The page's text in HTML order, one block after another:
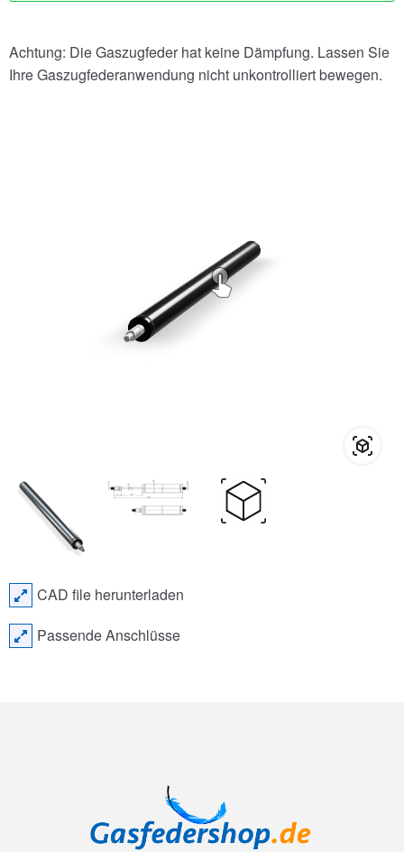
Achtung: Die Gaszugfeder hat keine Dämpfung. Lassen Sie
Ihre Gaszugfederanwendung nicht unkontrolliert bewegen.
CAD file herunterladen
Passende Anschlüsse